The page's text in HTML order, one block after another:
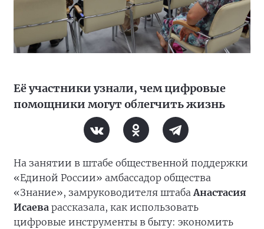
Её участники узнали, чем цифровые
помощники могут облегчить жизнь
На занятии в штабе общественной поддержки
«Единой России» амбассадор общества
«Знание», замруководителя штабаАнастасия
Исаева рассказала, как использовать
цифровые инструменты в быту: экономить